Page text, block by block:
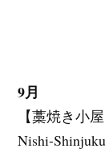
9月
【藁焼き小屋
Nishi-Shinjuku